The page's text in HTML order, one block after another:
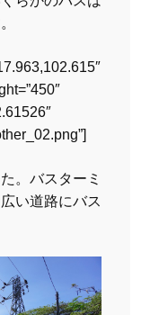
。バスターミ
い道路にバス